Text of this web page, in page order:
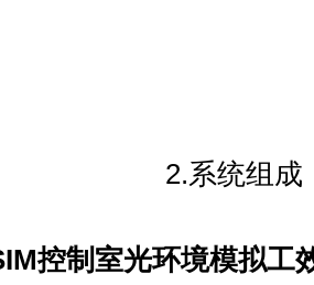
2.系统组成
控制室光环境模拟工